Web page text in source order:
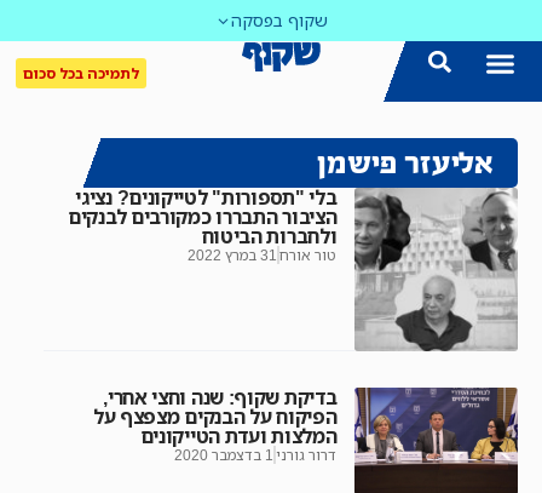
שקוף בפסקה
לתמיכה בכל סכום
אליעזר פישמן
בלי "תספורות" לטייקונים? נציגי
הציבור התבררו כמקורבים לבנקים
ולחברות הביטוח
טור אורח31 במרץ 2022
בדיקת שקוף: שנה וחצי אחרי,
הפיקוח על הבנקים מצפצף על
המלצות ועדת הטייקונים
דרור גורני 1 בדצמבר 2020